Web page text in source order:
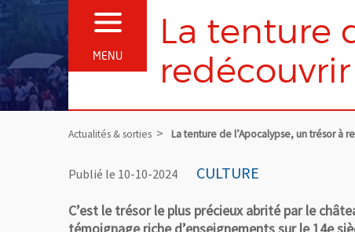
MENU
OUVRIR LE MENU
La tenture
redécouvrir
Actualités & sorties La tenture de l’Apocalypse, un trésor à
Publié le 10-10-2024 CULTURE
C’est le trésor le plus précieux abrité par le